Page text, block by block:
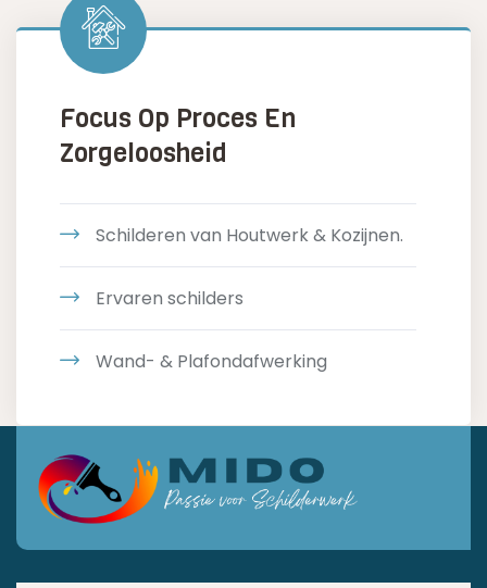
Focus Op Proces En
Zorgeloosheid
Schilderen van Houtwerk & Kozijnen.
Ervaren schilders
Wand- & Plafondafwerking